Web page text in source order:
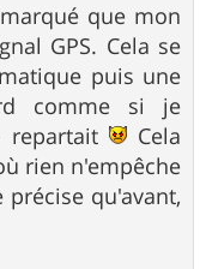
que mon
GPS. Cela se
puis une
comme si je
repartait
Cela
rien n'empêche
précise qu'avant,